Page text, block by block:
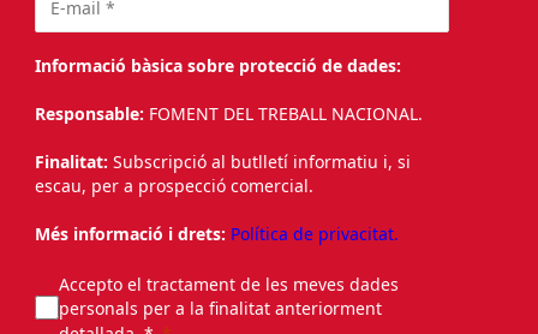
Informació bàsica sobre protecció de dades:
Responsable: FOMENT DEL TREBALL NACIONAL.
Finalitat: Subscripció al butlletí informatiu i, si
escau, per a prospecció comercial.
Més informació i drets: Política de privacitat.
Accepto el tractament de les meves dades
personals per a la finalitat anteriorment